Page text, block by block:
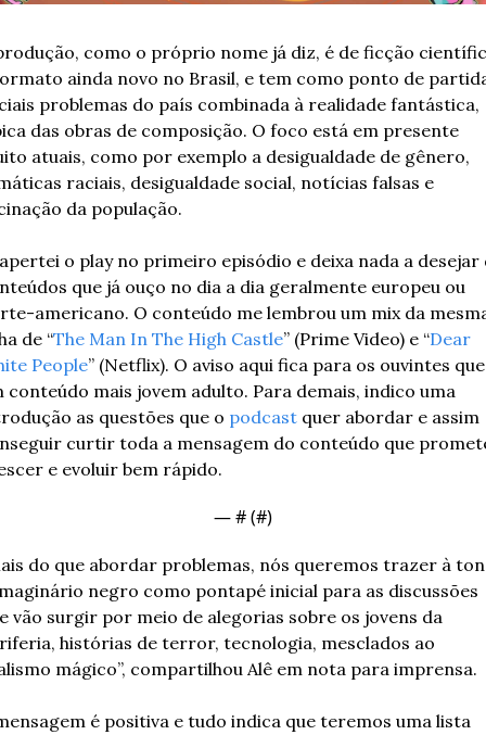
como o próprio nome já diz, é de ficção
ainda novo no Brasil, e tem como ponto de
problemas do país combinada à realidade fantástica,
das obras de composição. O foco está em presente
atuais, como por exemplo a desigualdade de gênero,
raciais, desigualdade social, notícias falsas e
da população.
o play no primeiro episódio e deixa nada a desejar
que já ouço no dia a dia geralmente europeu ou
americano. O conteúdo me lembrou um mix da
de “The Man In The High Castle” (Prime Video) e “Dear
People” (Netflix). O aviso aqui fica para os ouvintes
conteúdo mais jovem adulto. Para demais, indico uma
as questões que o podcast quer abordar e assim
curtir toda a mensagem do conteúdo que
e evoluir bem rápido.
— # (#)
do que abordar problemas, nós queremos trazer à
negro como pontapé inicial para as discussões
vão surgir por meio de alegorias sobre os jovens da
histórias de terror, tecnologia, mesclados ao
mágico”, compartilhou Alê em nota para imprensa.
é positiva e tudo indica que teremos uma lista